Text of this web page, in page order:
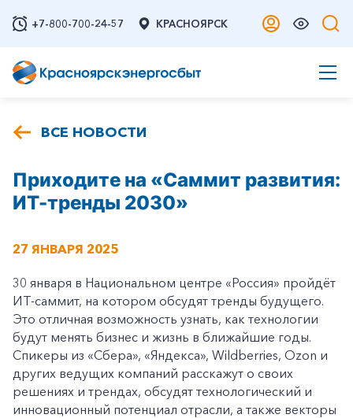
+7-800-700-24-57 КРАСНОЯРСК
ВСЕ НОВОСТИ
Приходите на «Саммит развития:
ИТ-тренды 2030»
27 ЯНВАРЯ 2025
30 января в Национальном центре «Россия» пройдёт
ИТ-саммит, на котором обсудят тренды будущего.
Это отличная возможность узнать, как технологии
будут менять бизнес и жизнь в ближайшие годы.
Спикеры из «Сбера», «Яндекса», Wildberries, Ozon и
других ведущих компаний расскажут о своих
решениях и трендах, обсудят технологический и
инновационный потенциал отрасли, а также векторы